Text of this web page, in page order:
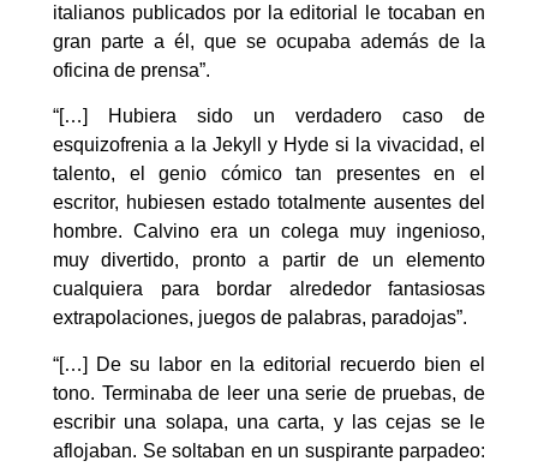
italianos publicados por la editorial le tocaban en
gran parte a él, que se ocupaba además de la
oficina de prensa”.
“[…] Hubiera sido un verdadero caso de
esquizofrenia a la Jekyll y Hyde si la vivacidad, el
talento, el genio cómico tan presentes en el
escritor, hubiesen estado totalmente ausentes del
hombre. Calvino era un colega muy ingenioso,
muy divertido, pronto a partir de un elemento
cualquiera para bordar alrededor fantasiosas
extrapolaciones, juegos de palabras, paradojas”.
“[…] De su labor en la editorial recuerdo bien el
tono. Terminaba de leer una serie de pruebas, de
escribir una solapa, una carta, y las cejas se le
aflojaban. Se soltaban en un suspirante parpadeo: